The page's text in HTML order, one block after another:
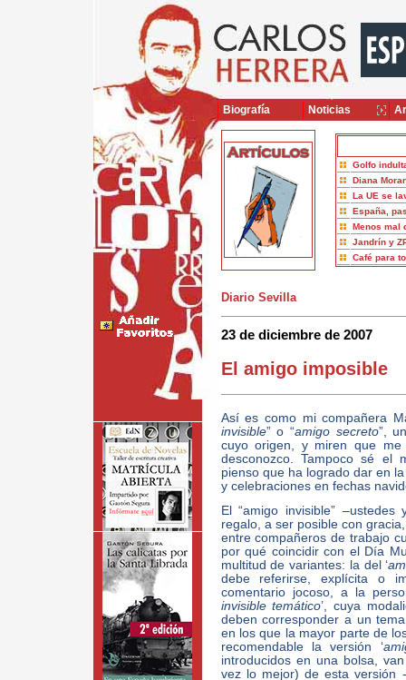
Golfo
Diana
La UE se
España,
Menos mal
Jandrín y
Café para
Diario Sevilla
23 de diciembre de 2007
El amigo imposible
Así es como mi compañera
invisible” o “amigo secreto”,
cuyo origen, y miren que
desconozco. Tampoco sé el
pienso que ha logrado dar en
y celebraciones en fechas
El “amigo invisible”
regalo, a ser posible con
entre compañeros de trabajo
por qué coincidir con el Día
multitud de variantes: la del ‘
debe referirse, explícita o
comentario jocoso, a la
invisible temático’, cuya
deben corresponder a un
en los que la mayor parte de
recomendable la versión ‘
introducidos en una bolsa,
vez lo mejor) de esta versión
Biografía Noticias